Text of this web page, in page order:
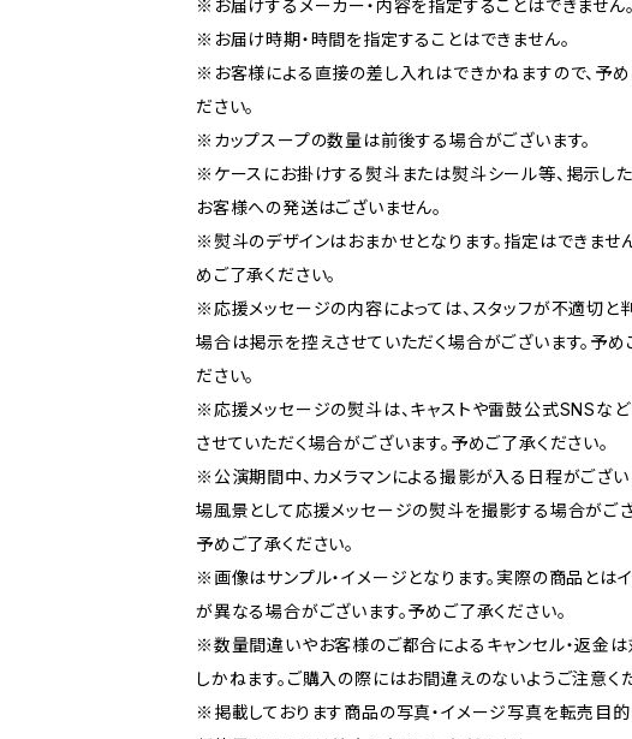
※お届けするメーカー・内容を指定することはできません。
※お届け時期・時間を指定することはできません。
※お客様による直接の差し入れはできかねますので、予め
ださい。
※カップスープの数量は前後する場合がございます。
※ケースにお掛けする熨斗または熨斗シール等、掲示し
お客様への発送はございません。
※熨斗のデザインはおまかせとなります。指定はできませ
めご了承ください。
※応援メッセージの内容によっては、スタッフが不適切と
場合は掲示を控えさせていただく場合がございます。予め
ださい。
※応援メッセージの熨斗は、キャストや雷鼓公式SNSな
させていただく場合がございます。予めご了承ください。
※公演期間中、カメラマンによる撮影が入る日程がござい
場風景として応援メッセージの熨斗を撮影する場合がござ
予めご了承ください。
※画像はサンプル・イメージとなります。実際の商品とは
が異なる場合がございます。予めご了承ください。
※数量間違いやお客様のご都合によるキャンセル・返金
しかねます。ご購入の際にはお間違えのないようご注意く
※掲載しております商品の写真・イメージ写真を転売目